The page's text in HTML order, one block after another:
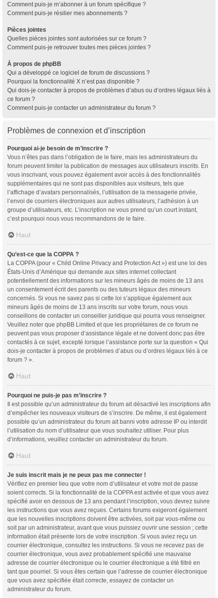
Comment puis-je m’abonner à un forum spécifique ?
Comment puis-je résilier mes abonnements ?
Pièces jointes
Quelles pièces jointes sont autorisées sur ce forum ?
Comment puis-je retrouver toutes mes pièces jointes ?
À propos de phpBB
Qui a développé ce logiciel de forum de discussions ?
Pourquoi la fonctionnalité X n’est pas disponible ?
Qui dois-je contacter à propos de problèmes d’abus ou d’ordres légaux liés à
ce forum ?
Comment puis-je contacter un administrateur du forum ?
Problèmes de connexion et d’inscription
Pourquoi ai-je besoin de m’inscrire ?
Vous n’êtes pas dans l’obligation de le faire, mais les administrateurs du
forum peuvent limiter la publication de messages aux utilisateurs inscrits. En
vous inscrivant, vous pouvez également avoir accès à des fonctionnalités
supplémentaires qui ne sont pas disponibles aux visiteurs, tels que
l’affichage d’avatars personnalisés, l’utilisation de la messagerie privée,
l’envoi de courriers électroniques aux autres utilisateurs, l’adhésion à un
groupe d’utilisateurs, etc. L’inscription ne vous prend qu’un court instant,
c’est pourquoi nous vous recommandons de le faire.
Haut
Qu’est-ce que la COPPA ?
La COPPA (pour « Child Online Privacy and Protection Act ») est une loi des
États-Unis d’Amérique qui demande aux sites internet collectant
potentiellement des informations sur les mineurs âgés de moins de 13 ans
un consentement écrit des parents ou des tuteurs légaux des mineurs
concernés. Si vous ne savez pas si cette loi s’applique également aux
mineurs âgés de moins de 13 ans inscrits sur votre forum, nous vous
conseillons de contacter un conseiller juridique qui pourra vous renseigner.
Veuillez noter que phpBB Limited et que les propriétaires de ce forum ne
peuvent pas vous proposer d’assistance légale et ne doivent donc pas être
contactés à ce sujet, excepté lorsque l’assistance porte sur la question « Qui
dois-je contacter à propos de problèmes d’abus ou d’ordres légaux liés à ce
forum ? ».
Haut
Pourquoi ne puis-je pas m’inscrire ?
Il est possible qu’un administrateur du forum ait désactivé les inscriptions afin
d’empêcher les nouveaux visiteurs de s’inscrire. De même, il est également
possible qu’un administrateur du forum ait banni votre adresse IP ou interdit
l’utilisation du nom d’utilisateur que vous souhaitez utiliser. Pour plus
d’informations, veuillez contacter un administrateur du forum.
Haut
Je suis inscrit mais je ne peux pas me connecter !
Vérifiez en premier lieu que votre nom d’utilisateur et votre mot de passe
soient corrects. Si la fonctionnalité de la COPPA est activée et que vous avez
spécifié avoir en dessous de 13 ans pendant l’inscription, vous devrez suivre
les instructions que vous avez reçues. Certains forums exigeront également
que les nouvelles inscriptions doivent être activées, soit par vous-même ou
soit par un administrateur, avant que vous puissiez ouvrir une session ; cette
information était présente lors de votre inscription. Si vous aviez reçu un
courrier électronique, consultez les instructions. Si vous ne recevez pas de
courrier électronique, vous avez probablement spécifié une mauvaise
adresse de courrier électronique ou le courrier électronique a été filtré en
tant que pourriel. Si vous êtes certain que l’adresse de courrier électronique
que vous avez spécifiée était correcte, essayez de contacter un
administrateur du forum.